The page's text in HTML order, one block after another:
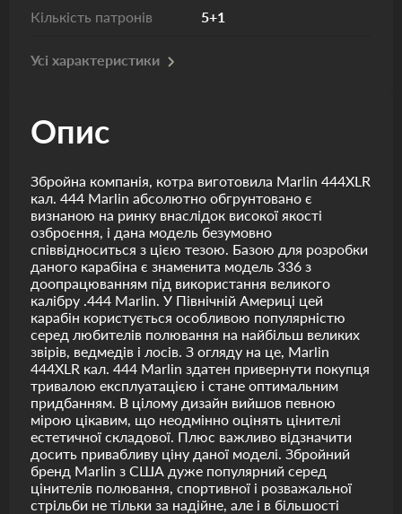
Кількість патронів 5+1
Усі характеристики
Опис
Збройна компанія, котра виготовила Marlin 444XLR
кал. 444 Marlin абсолютно обгрунтовано є
визнаною на ринку внаслідок високої якості
озброєння, і дана модель безумовно
співвідноситься з цією тезою. Базою для розробки
даного карабіна є знаменита модель 336 з
доопрацюванням під використання великого
калібру .444 Marlin. У Північній Америці цей
карабін користується особливою популярністю
серед любителів полювання на найбільш великих
звірів, ведмедів і лосів. З огляду на це, Marlin
444XLR кал. 444 Marlin здатен привернути покупця
тривалою експлуатацією і стане оптимальним
придбанням. В цілому дизайн вийшов певною
мірою цікавим, що неодмінно оцінять цінителі
естетичної складової. Плюс важливо відзначити
досить привабливу ціну даної моделі. Збройний
бренд Marlin з США дуже популярний серед
цінителів полювання, спортивної і розважальної
стрільби не тільки за надійне, але і в більшості